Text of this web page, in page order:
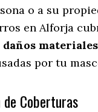
o a su
en Alforja
daños
por tu
Coberturas